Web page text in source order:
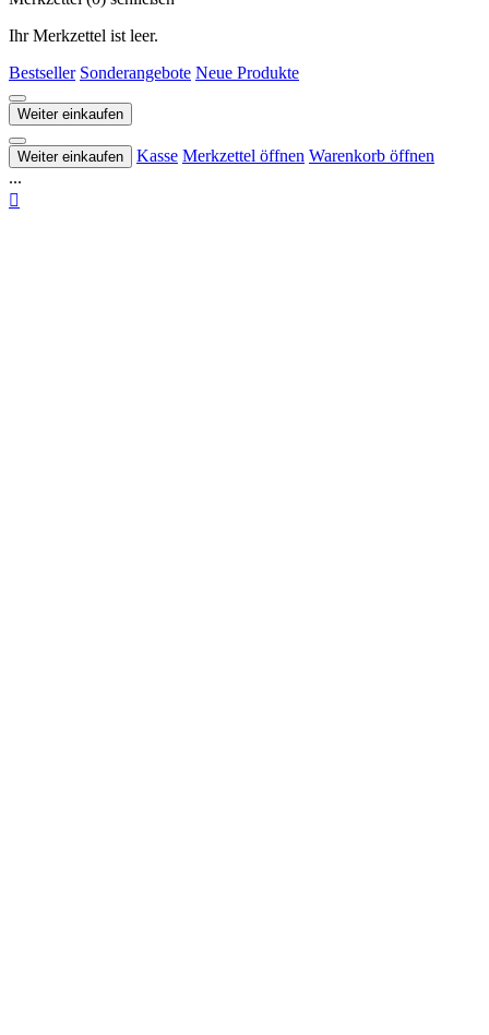
Ihr Merkzettel ist leer.
Bestseller Sonderangebote Neue Produkte
Weiter einkaufen
Weiter einkaufen Kasse Merkzettel öffnen Warenkorb öffnen
...
